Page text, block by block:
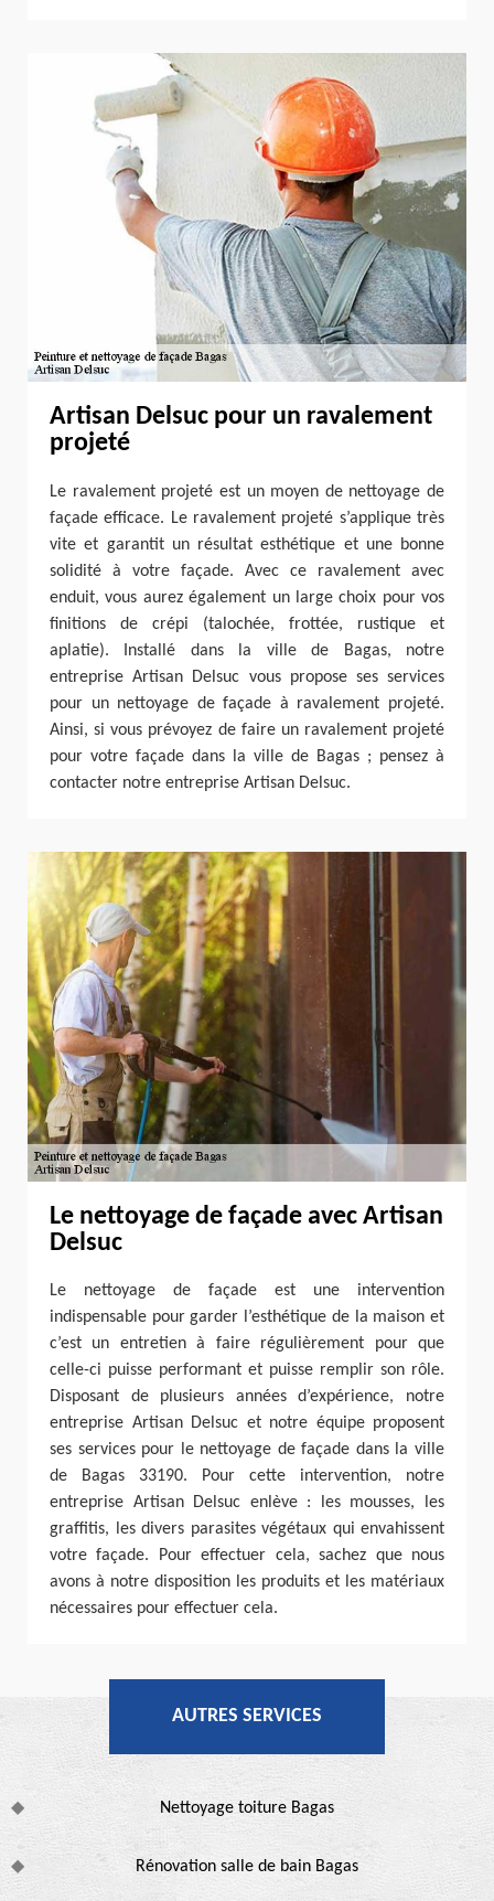
Artisan Delsuc pour un ravalement
projeté
Le ravalement projeté est un moyen de nettoyage de
façade efficace. Le ravalement projeté s’applique très
vite et garantit un résultat esthétique et une bonne
solidité à votre façade. Avec ce ravalement avec
enduit, vous aurez également un large choix pour vos
finitions de crépi (talochée, frottée, rustique et
aplatie). Installé dans la ville de Bagas, notre
entreprise Artisan Delsuc vous propose ses services
pour un nettoyage de façade à ravalement projeté.
Ainsi, si vous prévoyez de faire un ravalement projeté
pour votre façade dans la ville de Bagas ; pensez à
contacter notre entreprise Artisan Delsuc.
Le nettoyage de façade avec Artisan
Delsuc
Le nettoyage de façade est une intervention
indispensable pour garder l’esthétique de la maison et
c’est un entretien à faire régulièrement pour que
celle-ci puisse performant et puisse remplir son rôle.
Disposant de plusieurs années d’expérience, notre
entreprise Artisan Delsuc et notre équipe proposent
ses services pour le nettoyage de façade dans la ville
de Bagas 33190. Pour cette intervention, notre
entreprise Artisan Delsuc enlève : les mousses, les
graffitis, les divers parasites végétaux qui envahissent
votre façade. Pour effectuer cela, sachez que nous
avons à notre disposition les produits et les matériaux
nécessaires pour effectuer cela.
AUTRES SERVICES
Nettoyage toiture Bagas
Rénovation salle de bain Bagas